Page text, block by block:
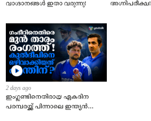
വാഗ്ദാനങ്ങൾ ഇതാ വരുന്നു! അഗ്നിപരീക്ഷ!
2 days ago
ഇംഗ്ലണ്ടിനെതിരായ ഏകദിന
പരമ്പരയ്ക്ക് പിന്നാലെ ഇന്ത്യൻ